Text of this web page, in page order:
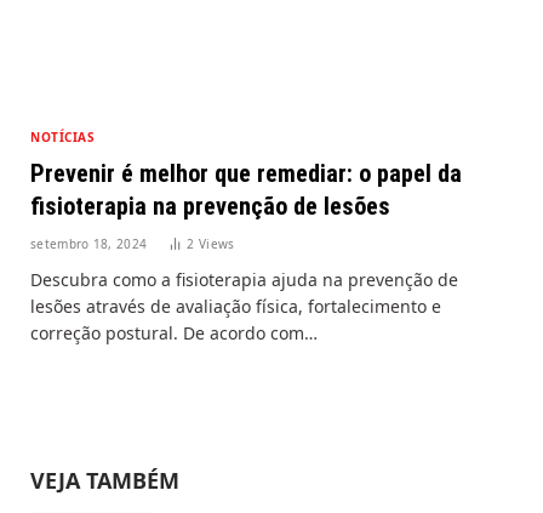
NOTÍCIAS
Prevenir é melhor que remediar: o papel da
fisioterapia na prevenção de lesões
setembro 18, 2024 2Views
Descubra como a fisioterapia ajuda na prevenção de
lesões através de avaliação física, fortalecimento e
correção postural. De acordo com…
VEJA TAMBÉM